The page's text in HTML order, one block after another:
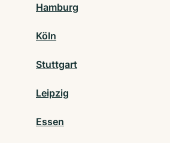
Hamburg
Köln
Stuttgart
Leipzig
Essen